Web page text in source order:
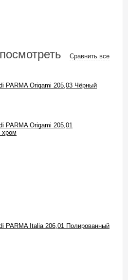
Сравнить все
PARMA Origami 205,03 Чёрный
PARMA Origami 205,01
хром
PARMA Italia 206,01 Полированный